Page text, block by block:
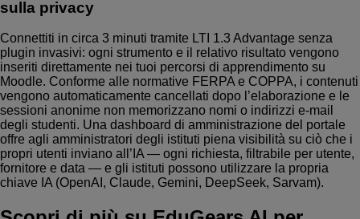
sulla privacy
Connettiti in circa 3 minuti tramite LTI 1.3 Advantage senza
plugin invasivi: ogni strumento e il relativo risultato vengono
inseriti direttamente nei tuoi percorsi di apprendimento su
Moodle. Conforme alle normative FERPA e COPPA, i contenuti
vengono automaticamente cancellati dopo l’elaborazione e le
sessioni anonime non memorizzano nomi o indirizzi e-mail
degli studenti. Una dashboard di amministrazione del portale
offre agli amministratori degli istituti piena visibilità su ciò che i
propri utenti inviano all’IA — ogni richiesta, filtrabile per utente,
fornitore e data — e gli istituti possono utilizzare la propria
chiave IA (OpenAI, Claude, Gemini, DeepSeek, Sarvam).